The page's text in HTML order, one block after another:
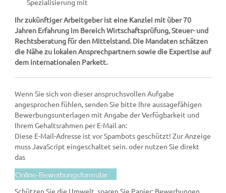
Spezialisierung mit
Ihr zukünftiger Arbeitgeber ist eine Kanzlei mit über 70
Jahren Erfahrung im Bereich Wirt­schaftsprüfung, Steuer- und
Rechtsberatung für den Mittelstand. Die Mandaten schätzen
die Nähe zu lokalen Ansprechpartnern sowie die Expertise auf
dem interna­tionalen Par­kett.
Wenn Sie sich von dieser anspruchsvollen Aufgabe
angesprochen fühlen, senden Sie bitte Ihre aussagefähigen
Bewerbungsunterlagen mit Angabe der Verfügbarkeit und
Ihrem Gehaltsrahmen per E-Mail an:
Diese E-Mail-Adresse ist vor Spambots geschützt! Zur Anzeige
muss JavaScript eingeschaltet sein.oder nutzen Sie direkt
das
Online-Bewerbungsformular
Schützen Sie die Umwelt, sparen Sie Papier: Bewerbungen